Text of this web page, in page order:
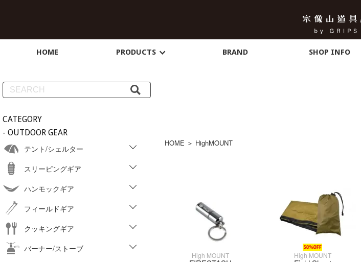
HOME PRODUCTS BRAND SHOP INFO
CATEGORY
- OUTDOOR GEAR
テント/シェルター
スリーピングギア
ハンモックギア
フィールドギア
クッキングギア
バーナー/ストーブ
HOME ＞ HighMOUNT
High MOUNT High MOUNT